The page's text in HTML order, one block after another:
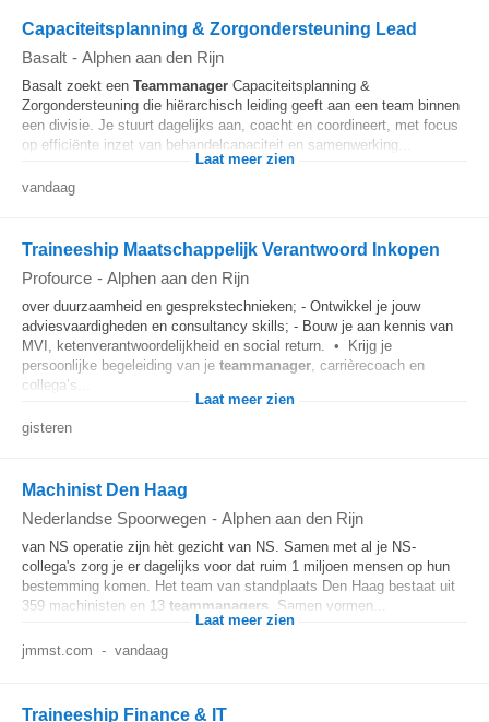
Capaciteitsplanning & Zorgondersteuning Lead
Basalt - Alphen aan den Rijn
Basalt zoekt een Teammanager Capaciteitsplanning &
Zorgondersteuning die hiërarchisch leiding geeft aan een team binnen
een divisie. Je stuurt dagelijks aan, coacht en coordineert, met focus
op efficiënte inzet van behandelcapaciteit en samenwerking...
Laat meer zien
vandaag
Traineeship Maatschappelijk Verantwoord Inkopen
Profource - Alphen aan den Rijn
over duurzaamheid en gesprekstechnieken; - Ontwikkel je jouw
adviesvaardigheden en consultancy skills; - Bouw je aan kennis van
MVI, ketenverantwoordelijkheid en social return. • Krijg je
persoonlijke begeleiding van je teammanager, carrièrecoach en
collega’s...
Laat meer zien
gisteren
Machinist Den Haag
Nederlandse Spoorwegen - Alphen aan den Rijn
van NS operatie zijn hèt gezicht van NS. Samen met al je NS-
collega's zorg je er dagelijks voor dat ruim 1 miljoen mensen op hun
bestemming komen. Het team van standplaats Den Haag bestaat uit
359 machinisten en 13 teammanagers . Samen vormen...
Laat meer zien
jmmst.com - vandaag
Traineeship Finance & IT